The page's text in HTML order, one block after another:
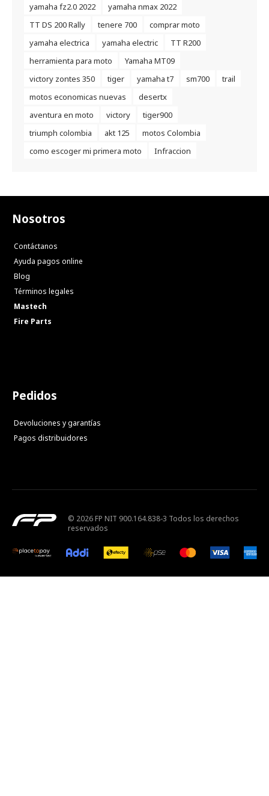
yamaha fz2.0 2022
yamaha nmax 2022
TT DS 200 Rally
tenere 700
comprar moto
yamaha electrica
yamaha electric
TT R200
herramienta para moto
Yamaha MT09
victory zontes 350
tiger yamaha t7 sm700
trail
motos economicas nuevas
desertx
aventura en moto
victory
tiger900
triumph colombia
akt 125
motos Colombia
como escoger mi primera moto
Infraccion
Nosotros
Contáctanos
Ayuda pagos online
Blog
Términos legales
Mastech
Fire Parts
Pedidos
Devoluciones y garantías
Pagos distribuidores
© 2026 FP NIT 900.164.838-3 Todos los derechos
reservados